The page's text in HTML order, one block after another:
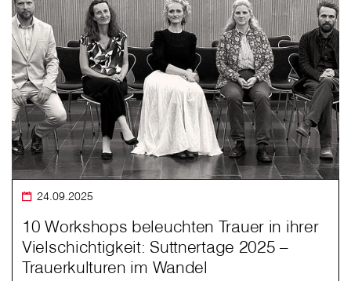
24.09.2025
10 Workshops beleuchten Trauer in ihrer
Vielschichtigkeit: Suttnertage 2025 –
Trauerkulturen im Wandel